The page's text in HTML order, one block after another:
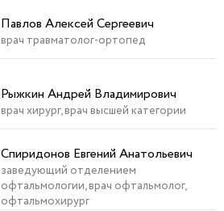
Павлов Алексей Сергеевич
врач травматолог-ортопед
Рыжкин Андрей Владимирович
врач хирург, врач высшей категории
Спиридонов Евгений Анатольевич
заведующий отделением
офтальмологии, врач офтальмолог,
офтальмохирург